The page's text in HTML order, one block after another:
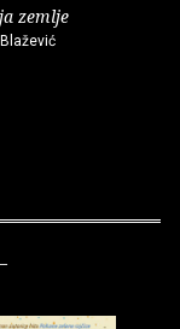
zemlje